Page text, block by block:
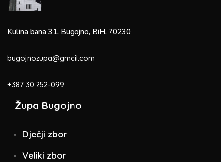
Kulina bana 31, Bugojno, BiH, 70230
bugojnozupa@gmail.com
+387 30 252-099
Župa Bugojno
Dječji zbor
Veliki zbor